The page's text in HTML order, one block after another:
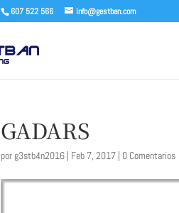
607 522 566 info@gestban.com
GADARS
por g3stb4n2016 | Feb 7, 2017 | 0 Comentarios